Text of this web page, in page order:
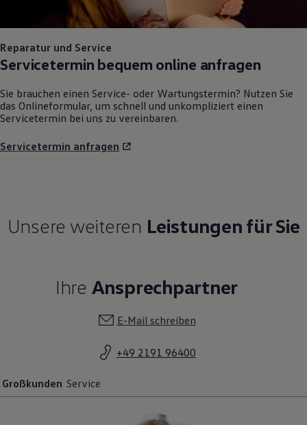
Reparatur und Service
Servicetermin bequem online anfragen
Sie brauchen einen Service- oder Wartungstermin? Nutzen Sie
das Onlineformular, um schnell und unkompliziert einen
Servicetermin bei uns zu vereinbaren.
Servicetermin anfragen
Unsere weiteren Leistungen für Sie
Ihre Ansprechpartner
E-Mail schreiben
+49 2191 96400
Großkunden Service